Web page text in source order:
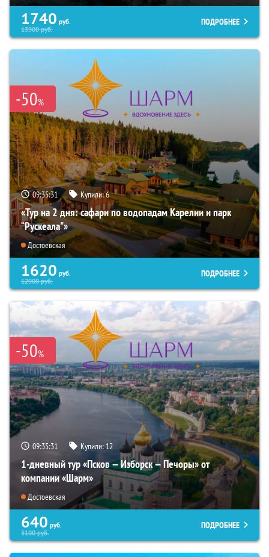
1740 руб.
13900руб.
ПОДРОБНЕЕ
-50%
09:35:30 Купили:6
«Тур на 2 дня: сафари по водопадам Карелии и парк
“Рускеала"»
Достоевская
1620 руб.
12900руб.
ПОДРОБНЕЕ
-50%
09:35:30 Купили:12
1-дневный тур «Псков — Изборск — Печоры» от
компании «Шарм»
Достоевская
640 руб.
5100руб.
ПОДРОБНЕЕ